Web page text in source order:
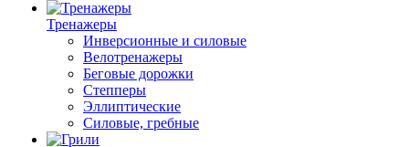
Тренажеры
Инверсионные и силовые
Велотренажеры
Беговые дорожки
Степперы
Эллиптические
Силовые, гребные